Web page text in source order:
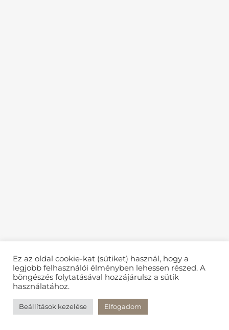
Ez az oldal cookie-kat (sütiket) használ, hogy a
legjobb felhasználói élményben lehessen részed. A
böngészés folytatásával hozzájárulsz a sütik
használatához.
Beállítások kezelése Elfogadom